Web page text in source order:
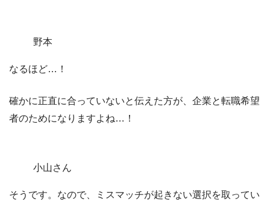
野本
なるほど…！
確かに正直に合っていないと伝えた方が、企業と転職希望
者のためになりますよね…！
小山さん
そうです。なので、ミスマッチが起きない選択を取ってい